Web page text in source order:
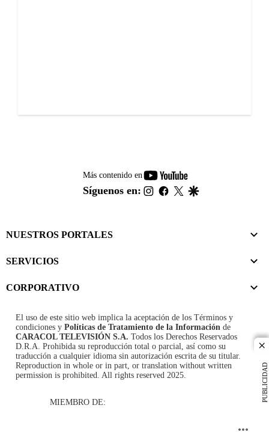
PUBLICIDAD
Más contenido en
youtube-
footer
Síguenos en: instagram
facebook
twitter
NUESTROS PORTALES
SERVICIOS
CORPORATIVO
El uso de este sitio web implica la aceptación de los Términos y
condiciones y Políticas de Tratamiento de la Información de
CARACOL TELEVISIÓN S.A. Todos los Derechos Reservados
D.R.A. Prohibida su reproducción total o parcial, así como su
traducción a cualquier idioma sin autorización escrita de su titular.
Reproduction in whole or in part, or translation without written
permission is prohibited. All rights reserved 2025.
MIEMBRO DE: